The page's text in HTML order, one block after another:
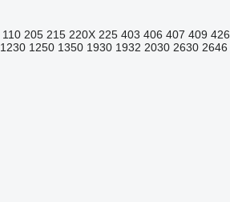
110 205 215 220X 225 403 406 407 409 426
1230 1250 1350 1930 1932 2030 2630 2646